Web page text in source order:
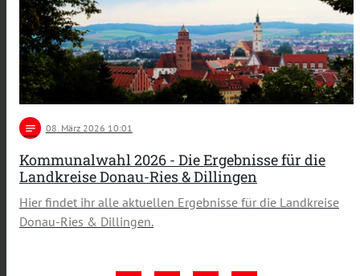
notes 08 . März 2026 10:01
Kommunalwahl 2026 - Die Ergebnisse für die
Landkreise Donau-Ries & Dillingen
Hier findet ihr alle aktuellen Ergebnisse für die Landkreise
Donau-Ries & Dillingen.